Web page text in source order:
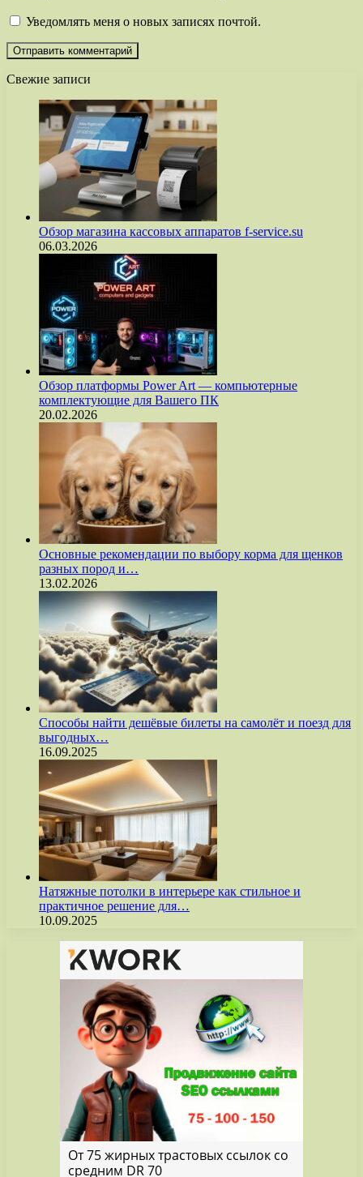
Уведомлять меня о новых записях почтой.
Свежие записи
Обзор магазина кассовых аппаратов f-service.su
06.03.2026
Обзор платформы Power Art — компьютерные
комплектующие для Вашего ПК
20.02.2026
Основные рекомендации по выбору корма для щенков
разных пород и…
13.02.2026
Способы найти дешёвые билеты на самолёт и поезд для
выгодных…
16.09.2025
Натяжные потолки в интерьере как стильное и
практичное решение для…
10.09.2025